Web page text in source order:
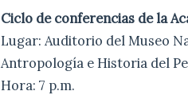
Ciclo de conferencias de la
Lugar: Auditorio del Museo
Antropología e Historia del
Hora: 7 p.m.